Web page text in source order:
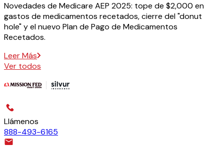
Novedades de Medicare AEP 2025: tope de $2,000 en
gastos de medicamentos recetados, cierre del "donut
hole" y el nuevo Plan de Pago de Medicamentos
Recetados.
Leer Más
Ver todos
Llámenos
888-493-6165